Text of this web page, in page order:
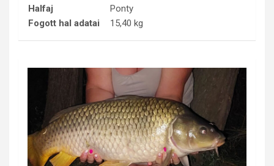
Halfaj
Ponty
Fogott hal adatai
15,40 kg